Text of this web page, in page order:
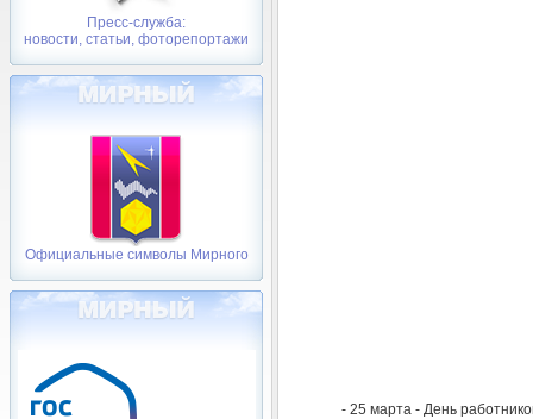
Пресс-служба:
новости, статьи, фоторепортажи
Официальные символы Мирного
- 25 марта - День